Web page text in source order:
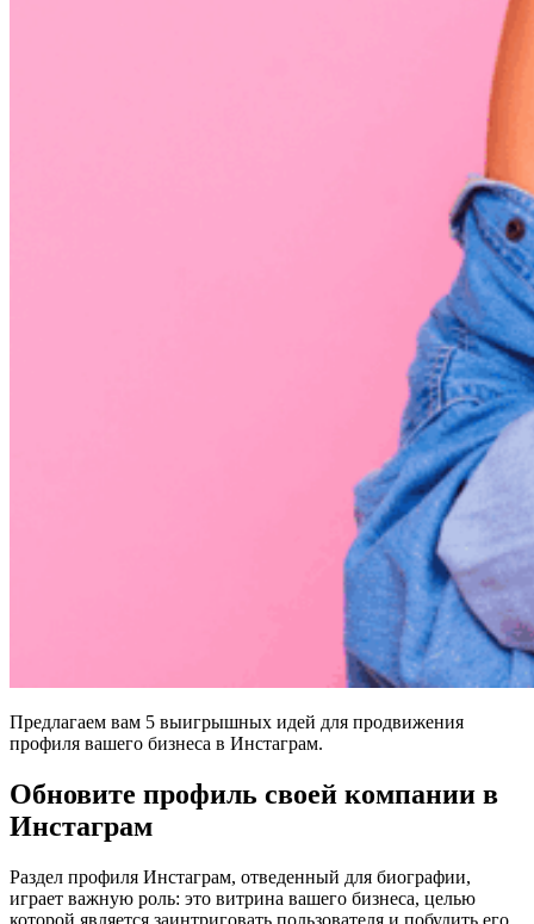
Предлагаем вам 5 выигрышных идей для продвижения
профиля вашего бизнеса в Инстаграм.
Обновите профиль своей компании в
Инстаграм
Раздел профиля Инстаграм, отведенный для биографии,
играет важную роль: это витрина вашего бизнеса, целью
которой является заинтриговать пользователя и побудить его